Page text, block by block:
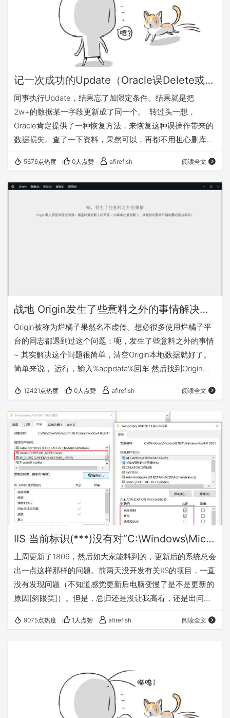
记一次成功的Update（Oracle误Delete或Update数据还原）
同事执行Update，结果忘了加限定条件。结果就是把
2w+的数据某一字段更新成了同一个。 转过头一想，
Oracle肯定提供了一种恢复方法，来恢复这种误操作带来的
数据损失。查了一下资料，果然可以，再都不用担心删库跑
可以查询这个时间点之前的数据是否正确。 2、然后就是回
退到这个时间点之前啦。 3、注：如果报错ORA-08189:
not enabled 就输入…
5676点热度 0人点赞 afirefish 阅读全文
战地 Origin发生了些意料之外的事情解决方法
Origin被称为烂橘子果然名不虚传。想必很多使用烂橘子平
台的同志都遇到过这个问题：呃，发生了些意料之外的事情
~ 其实解决这个问题很简单，清空Origin本地数据就好了。
简单来说， 运行，输入%appdata%回车 然后找到Origin文
件夹。 搞定！ 偶尔一两次没啥，但是经常遇到就蛋疼了。
遂做了这么一个工具，一键修复，顺便附带了一个以修改配
置文件来加速的方法。 下载链接在文末哦~ 下载链接：
https://cloud.geeiot.net/i…
12421点热度 0人点赞 afirefish 阅读全文
IIS 当前标识(***)没有对“C:\Windows\Microsoft.NET\Framework64\v4.0.30319\Temporary ASP.NET Files”的写访问权限。
上周更新了1809，然后如大家能料到的，更新后的系统总会
出一点这样那样的问题。前两天没开发有关IIS的项目，一直
没有发现问题（不知道感觉更新后电脑变慢了是不是更新的
原因[斜眼笑]）。但是，总归还是没让我高看，还是出问题
MVC项目就报错： 当然，我的第一反应是百度，当然没有
夹没有访问权限…
9075点热度 1人点赞 afirefish 阅读全文